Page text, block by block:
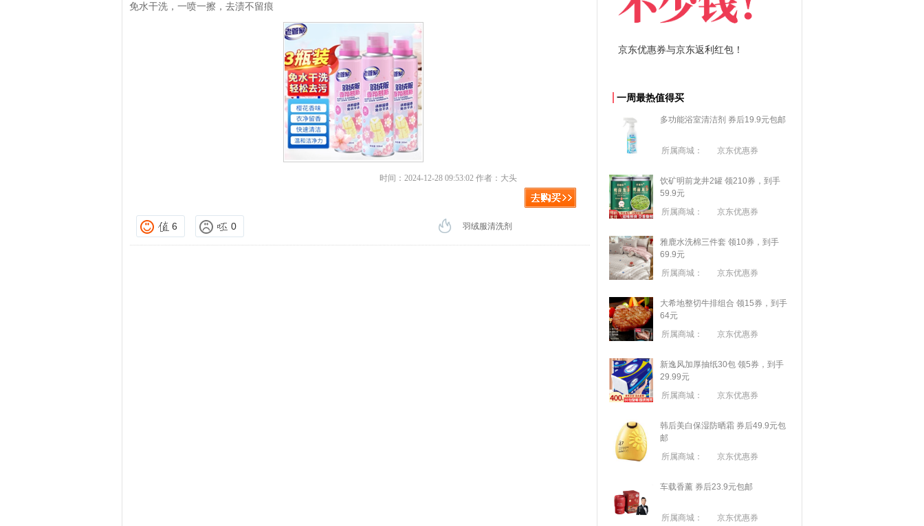
免水干洗，一喷一擦，去渍不留痕
时间：2024-12-28 09:53:02 作者：大头
6 0 羽绒服清洗剂
淘宝优惠券+淘宝返利 京东优惠券与京东返利红包！
一周最热值得买
多功能浴室清洁剂 券后19.9元包邮
所属商城： 京东优惠券
饮矿明前龙井2罐 领210券，到手
59.9元
所属商城：
京东优惠券
雅鹿水洗棉三件套 领10券，到手
69.9元
所属商城：
京东优惠券
大希地整切牛排组合 领15券，到手
64元
所属商城：
京东优惠券
新逸风加厚抽纸30包 领5券，到手
29.99元
所属商城：
京东优惠券
韩后美白保湿防晒霜 券后49.9元包
邮
所属商城：
京东优惠券
车载香薰 券后23.9元包邮
所属商城： 京东优惠券